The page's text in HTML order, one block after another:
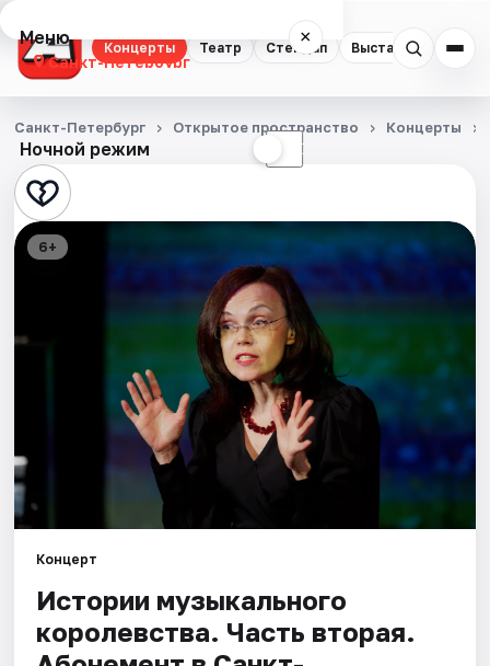
Концерты Театр Стендап Выставки
Меню ×
Санкт-Петербург
Концерты
Театр
Стендап
Экскурсии
События
Площадки
Артисты
Ночной режим ☾
Санкт-Петербург Открытое пространство Концерты
6+
Концерт
Истории музыкального
королевства. Часть вторая.